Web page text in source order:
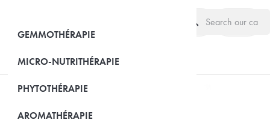
search
(0)
GEMMOTHÉRAPIE
MICRO-NUTRITHÉRAPIE
PHYTOTHÉRAPIE
AROMATHÉRAPIE